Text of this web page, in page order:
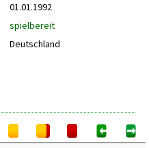
01.01.1992
spielbereit
Deutschland